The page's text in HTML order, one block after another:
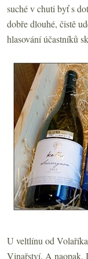
suché v chuti byť s
dobře dlouhé, čistě
hlasování účastníků
U veltlínu od
Vinařství. A naopak.